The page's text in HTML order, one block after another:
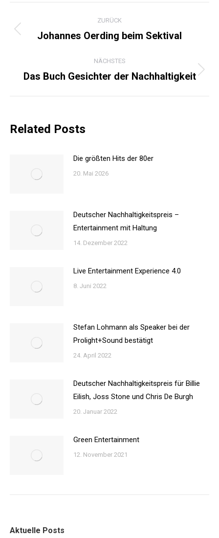
ZURÜCK
Vorheriger
Johannes Oerding beim Sektival
NÄCHSTES
Nächster
Das Buch Gesichter der Nachhaltigkeit
Related Posts
Die größten Hits der 80er
20. Mai 2026
Deutscher Nachhaltigkeitspreis –
Entertainment mit Haltung
14. Dezember 2022
Live Entertainment Experience 4.0
8. Juni 2022
Stefan Lohmann als Speaker bei der
Prolight+Sound bestätigt
24. April 2022
Deutscher Nachhaltigkeitspreis für Billie
Eilish, Joss Stone und Chris De Burgh
20. Januar 2022
Green Entertainment
12. November 2021
Aktuelle Posts